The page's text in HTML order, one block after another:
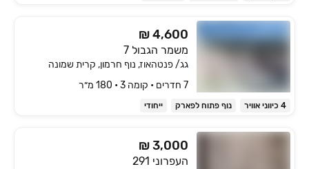
₪ 4,600
משמר הגבול 7
גג/ פנטהאוז, נוף חרמון, קרית שמונה
7 חדרים • קומה ‎3‏ • 180 מ״ר
4 כיווני אוויר נוף פתוח לפארק ייחודי
₪ 3,000
העפרוני 291